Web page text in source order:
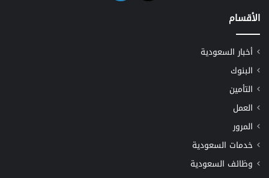
الأقسام
أخبار السعودية
البنوك
التأمين
العمل
المرور
خدمات السعودية
وظائف السعودية